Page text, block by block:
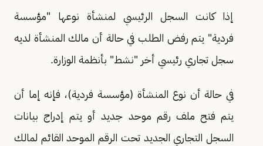
إذا كانت السجل الرئيسي لمنشأة نوعها "مؤسسة
فردية" يتم رفض الطلب في حالة أن مالك المنشأة لديه
سجل تجاري رئيسي أخر "نشط" بأنظمة الوزارة.
في حالة أن نوع المنشأة (مؤسسة فردية)، فإنه إما أن
يتم فتح ملف رقم موحد جديد أو يتم إدراج بيانات
السجل التجاري الجديد تحت الرقم الموحد القائم لمالك